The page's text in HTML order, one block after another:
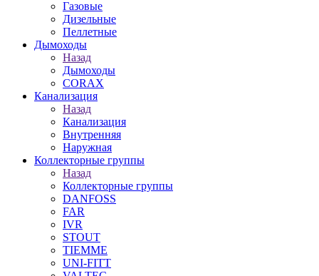
Газовые
Дизельные
Пеллетные
Дымоходы
Назад
Дымоходы
CORAX
Канализация
Назад
Канализация
Внутренняя
Наружная
Коллекторные группы
Назад
Коллекторные группы
DANFOSS
FAR
IVR
STOUT
TIEMME
UNI-FITT